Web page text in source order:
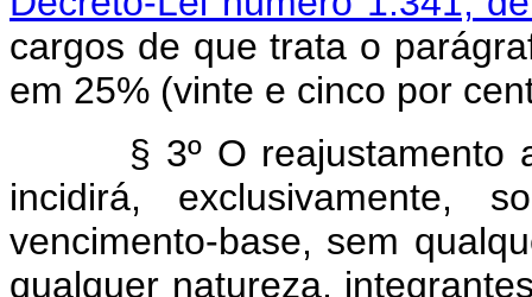
cargos de que trata o
em 25% (vinte e cinco por
§ 3º O reajustamento a
incidirá, exclusivamente,
vencimento-base, sem
qualquer natureza,